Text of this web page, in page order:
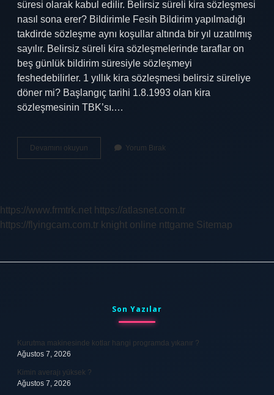
süresi olarak kabul edilir. Belirsiz süreli kira sözleşmesi
nasıl sona erer? Bildirimle Fesih Bildirim yapılmadığı
takdirde sözleşme aynı koşullar altında bir yıl uzatılmış
sayılır. Belirsiz süreli kira sözleşmelerinde taraflar on
beş günlük bildirim süresiyle sözleşmeyi
feshedebilirler. 1 yıllık kira sözleşmesi belirsiz süreliye
döner mi? Başlangıç ​​tarihi 1.8.1993 olan kira
sözleşmesinin TBK’sı.…
Devamını okuyun
Süreli
Biter
Yorum Bırak
https://www.frmtrk.net https://atlasnet.com.tr
https://flyingcam.com.tr knight online nttgame Sitemap
Son Yazılar
Kurutma makinesinde kotlar hangi programda yıkanır ?
Ağustos 7, 2026
Kimin averajı yüksek ?
Ağustos 7, 2026